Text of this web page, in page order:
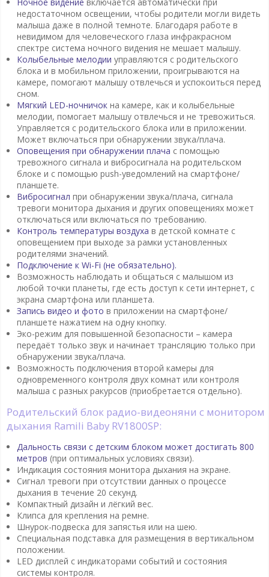
недостаточном освещении, чтобы родители могли видеть
малыша даже в полной темноте. Благодаря работе в
невидимом для человеческого глаза инфракрасном
спектре система ночного видения не мешает малышу.
Колыбельные мелодии управляются с родительского
блока и в мобильном приложении, проигрываются на
камере, помогают малышу отвлечься и успокоиться перед
сном.
Мягкий LED-ночничокна камере, как и колыбельные
мелодии, помогает малышу отвлечься и не тревожиться.
Управляется с родительского блока или в приложении.
Может включаться при обнаружении звука/плача.
Оповещения при обнаружении плача с помощью
тревожного сигнала и вибросигнала на родительском
блоке и с помощью push-уведомлений на смартфоне/
планшете.
Вибросигнал при обнаружении звука/плача, сигнала
тревоги монитора дыхания и других оповещениях может
отключаться или включаться по требованию.
Контроль температуры воздуха в детской комнате с
оповещением при выходе за рамки установленных
родителями значений.
Подключение к Wi-Fi (не обязательно).
Возможность наблюдать и общаться с малышом из
любой точки планеты, где есть доступ к сети интернет, с
экрана смартфона или планшета.
Запись видео и фото в приложении на смартфоне/
планшете нажатием на одну кнопку.
Эко-режим для повышенной безопасности – камера
передаёт только звук и начинает трансляцию только при
обнаружении звука/плача.
Возможность подключения второй камеры для
одновременного контроля двух комнат или контроля
малыша с разных ракурсов (приобретается отдельно).
Родительский блок радио-видеоняни с монитором
дыхания Ramili Baby RV1800SP:
Дальность связи с детским блоком может достигать 800
метров (при оптимальных условиях связи).
Индикация состояния монитора дыхания на экране.
Сигнал тревоги при отсутствии данных о процессе
дыхания в течение 20 секунд.
Компактный дизайн и лёгкий вес.
Клипса для крепления на ремне.
Шнурок-подвеска для запястья или на шею.
Специальная подставка для размещения в вертикальном
положении.
LED дисплей с индикаторами событий и состояния
системы контроля.